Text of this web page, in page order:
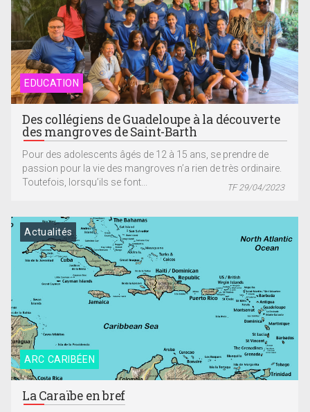
EDUCATION
Des collégiens de Guadeloupe à la découverte
des mangroves de Saint-Barth
Pour des adolescents âgés de 12 à 15 ans, se prendre de
passion pour la vie des mangroves n’a rien de très ordinaire.
Toutefois, lorsqu’ils se font...
TF 29/04/2023
ARC CARIBÉEN
Actualités
La Caraïbe en bref